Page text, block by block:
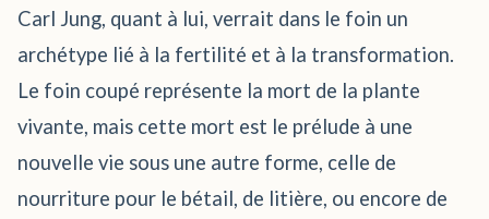
Carl Jung, quant à lui, verrait dans le foin un
archétype lié à la fertilité et à la transformation.
Le foin coupé représente la mort de la plante
vivante, mais cette mort est le prélude à une
nouvelle vie sous une autre forme, celle de
nourriture pour le bétail, de litière, ou encore de